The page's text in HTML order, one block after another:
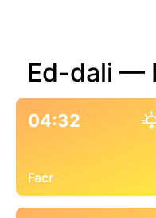
Ed-dali —
04:32
Fəcr